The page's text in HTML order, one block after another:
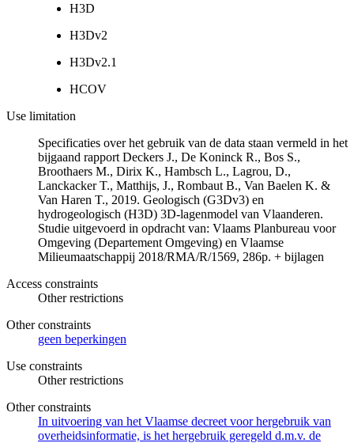
H3D
H3Dv2
H3Dv2.1
HCOV
Use limitation
Specificaties over het gebruik van de data staan vermeld in het
bijgaand rapport Deckers J., De Koninck R., Bos S.,
Broothaers M., Dirix K., Hambsch L., Lagrou, D.,
Lanckacker T., Matthijs, J., Rombaut B., Van Baelen K. &
Van Haren T., 2019. Geologisch (G3Dv3) en
hydrogeologisch (H3D) 3D-lagenmodel van Vlaanderen.
Studie uitgevoerd in opdracht van: Vlaams Planbureau voor
Omgeving (Departement Omgeving) en Vlaamse
Milieumaatschappij 2018/RMA/R/1569, 286p. + bijlagen
Access constraints
Other restrictions
Other constraints
geen beperkingen
Use constraints
Other restrictions
Other constraints
In uitvoering van het Vlaamse decreet voor hergebruik van
overheidsinformatie, is het hergebruik geregeld d.m.v. de